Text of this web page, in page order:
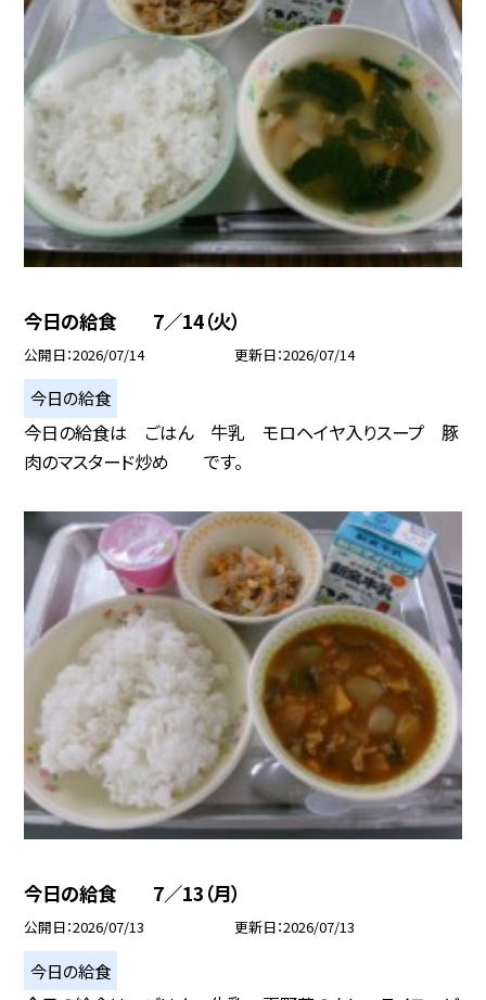
今日の給食 7／14（火）
公開日 2026/07/14 更新日 2026/07/14
今日の給食
今日の給食は ごはん 牛乳 モロヘイヤ入りスープ 豚
肉のマスタード炒め です。
今日の給食 7／13（月）
公開日 2026/07/13 更新日 2026/07/13
今日の給食